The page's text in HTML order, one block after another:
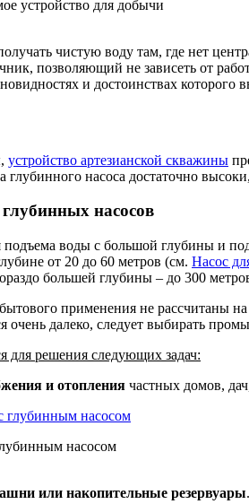
устройство для добычи
чистую воду там, где нет
позволяющий не зависеть от
и достоинствах которого
устройство артезианской скважины
глубинного насоса достаточно
насосов
подъема воды с большой глубины и
от 20 до 60 метров (см. Насос
большей глубины – до 300
применения не рассчитаны
очень далеко, следует выбирать
для решения следующих задач:
и отопления частных домов,
насосом
или накопительные резервуары